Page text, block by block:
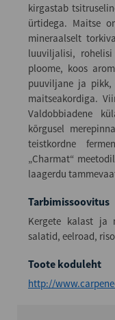
kirgastab
ürtidega. Maitse
mineraalselt
luuviljalisi,
ploome, koos
puuviljane ja pikk,
maitseakordiga.
Valdobbiadene
kõrgusel
teistkordne
„Charmat“
laagerdu
Tarbimissoovitus
Kergete kalast ja
salatid, eelroad,
Toote koduleht
http://